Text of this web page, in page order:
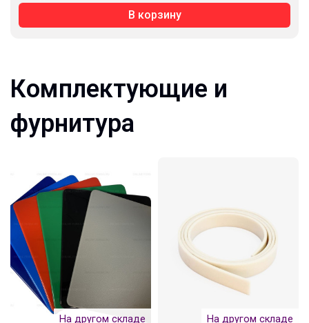
В корзину
Комплектующие и
фурнитура
На другом складе На другом складе